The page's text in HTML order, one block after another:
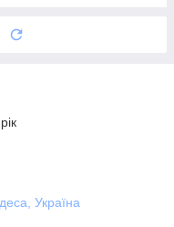
Україна